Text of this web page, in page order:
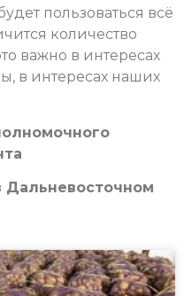
пользоваться всё
количество
важно в интересах
в интересах наших
Дальневосточном